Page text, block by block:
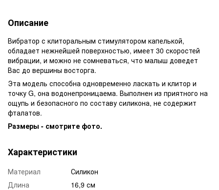
Описание
Вибратор с клиторальным стимулятором капелькой,
обладает нежнейшей поверхностью, имеет 30 скоростей
вибрации, и можно не сомневаться, что малыш доведет
Вас до вершины восторга.
Эта модель способна одновременно ласкать и клитор и
точку G, она водонепроницаема. Выполнен из приятного на
ощупь и безопасного по составу силикона, не содержит
фталатов.
Размеры - смотрите фото.
Характеристики
Материал
Силикон
Длина
16,9 см